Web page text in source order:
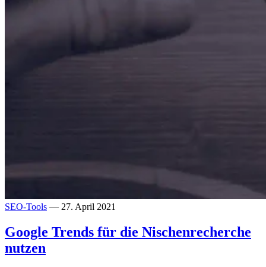
SEO-Tools — 27. April 2021
Google Trends für die Nischenrecherche
nutzen